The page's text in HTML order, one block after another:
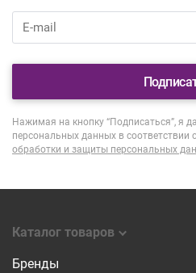
Нажимая на кнопку “Подписаться”, я
персональных данных в соответствии с
обработки и защиты персональных
Каталог товаров
Бренды